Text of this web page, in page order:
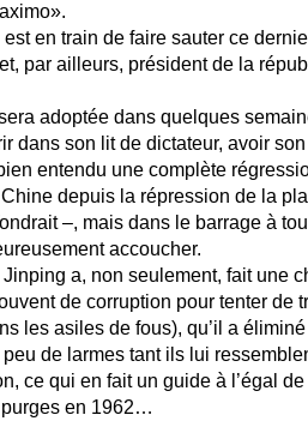
en train de faire sauter ce
par ailleurs, président de la
adoptée dans quelques
dans son lit de dictateur, avoir
entendu une complète
depuis la répression de la
–, mais dans le barrage à
accoucher.
a, non seulement, fait une
de corruption pour tenter de
les asiles de fous), qu’il a
de larmes tant ils lui
ce qui en fait un guide à l’égal
en 1962…